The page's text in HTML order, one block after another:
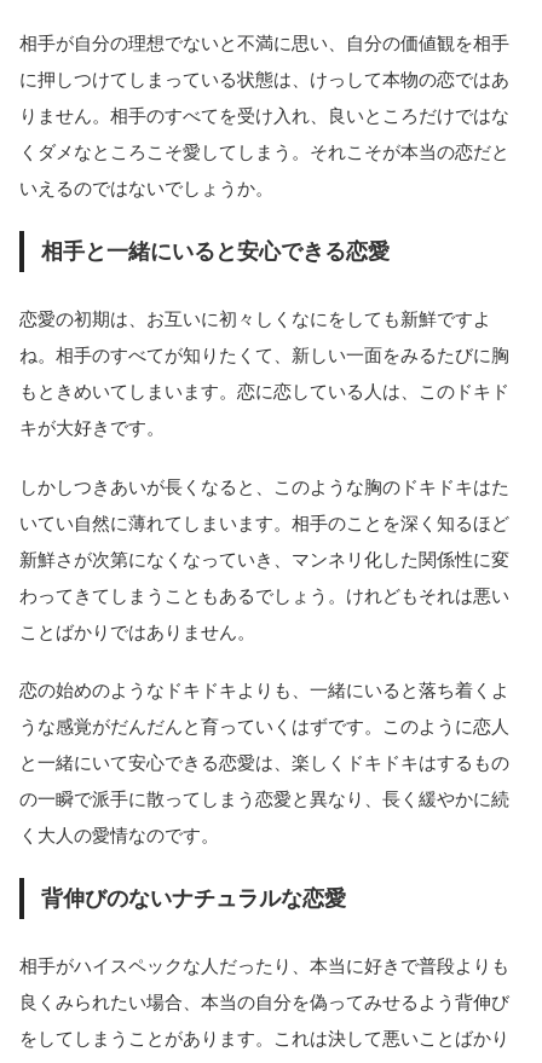
相手が自分の理想でないと不満に思い、自分の価値観を相手
に押しつけてしまっている状態は、けっして本物の恋ではあ
りません。相手のすべてを受け入れ、良いところだけではな
くダメなところこそ愛してしまう。それこそが本当の恋だと
いえるのではないでしょうか。
相手と一緒にいると安心できる恋愛
恋愛の初期は、お互いに初々しくなにをしても新鮮ですよ
ね。相手のすべてが知りたくて、新しい一面をみるたびに胸
もときめいてしまいます。恋に恋している人は、このドキド
キが大好きです。
しかしつきあいが長くなると、このような胸のドキドキはた
いてい自然に薄れてしまいます。相手のことを深く知るほど
新鮮さが次第になくなっていき、マンネリ化した関係性に変
わってきてしまうこともあるでしょう。けれどもそれは悪い
ことばかりではありません。
恋の始めのようなドキドキよりも、一緒にいると落ち着くよ
うな感覚がだんだんと育っていくはずです。このように恋人
と一緒にいて安心できる恋愛は、楽しくドキドキはするもの
の一瞬で派手に散ってしまう恋愛と異なり、長く緩やかに続
く大人の愛情なのです。
背伸びのないナチュラルな恋愛
相手がハイスペックな人だったり、本当に好きで普段よりも
良くみられたい場合、本当の自分を偽ってみせるよう背伸び
をしてしまうことがあります。これは決して悪いことばかり